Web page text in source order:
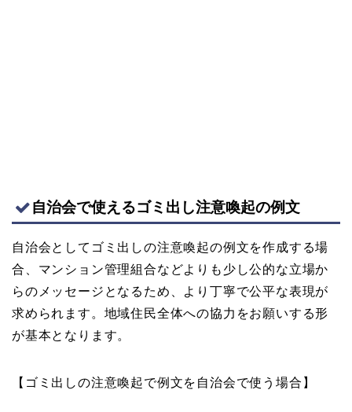
自治会で使えるゴミ出し注意喚起の例文
自治会としてゴミ出しの注意喚起の例文を作成する場
合、マンション管理組合などよりも少し公的な立場か
らのメッセージとなるため、より丁寧で公平な表現が
求められます。地域住民全体への協力をお願いする形
が基本となります。
【ゴミ出しの注意喚起で例文を自治会で使う場合】